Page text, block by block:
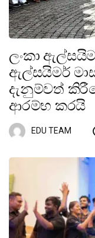
ලංකා
ඇල්සයිමර්
දැනුම්වත්
ආරම්භ කරයි
EDU TEAM